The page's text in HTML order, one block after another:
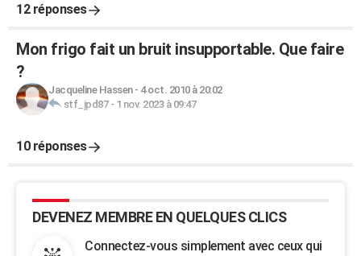
12 réponses
Mon frigo fait un bruit insupportable. Que faire
?
Jacqueline Hassen- 4 oct. 2010 à 20:02
stf_jpd87- 1 nov. 2023 à 09:47
10 réponses
DEVENEZ MEMBRE EN QUELQUES CLICS
Connectez-vous simplement avec ceux qui